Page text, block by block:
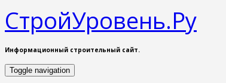
СтройУровень.Ру
Информационный строительный сайт.
Toggle navigation